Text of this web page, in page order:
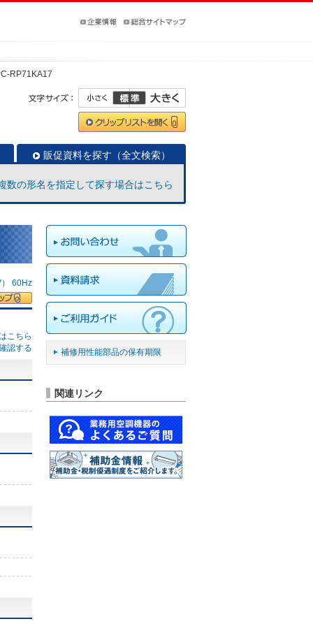
RP71KA17
販促資料を探す（全文検索）
数の形名を指定して探す場合はこちら
60Hz
こちら
認する
補修用性能部品の保有期限
関連リンク